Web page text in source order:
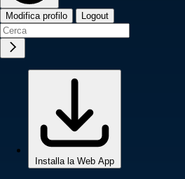
Modifica profilo Logout
Installa la Web App